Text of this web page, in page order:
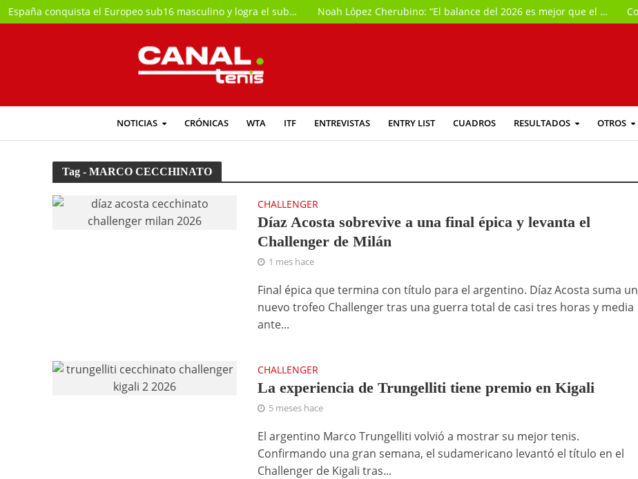
España conquista el Europeo sub16 masculino y logra el subcampeonato femenino Noah López Cherubino: “El balance del 2026 es mejor que el año pasado, aunque con algo de autocrítica porque esperaba algo más de mí”
NOTICIAS CRÓNICAS WTA ITF ENTREVISTAS ENTRY LIST CUADROS RESULTADOS OTROS
Tag - MARCO CECCHINATO
CHALLENGER
Díaz Acosta sobrevive a una final épica y levanta el
Challenger de Milán
1 mes hace
Final épica que termina con título para el argentino. Díaz Acosta suma un
nuevo trofeo Challenger tras una guerra total de casi tres horas y media
ante...
CHALLENGER
La experiencia de Trungelliti tiene premio en Kigali
5 meses hace
El argentino Marco Trungelliti volvió a mostrar su mejor tenis.
Confirmando una gran semana, el sudamericano levantó el título en el
Challenger de Kigali tras...